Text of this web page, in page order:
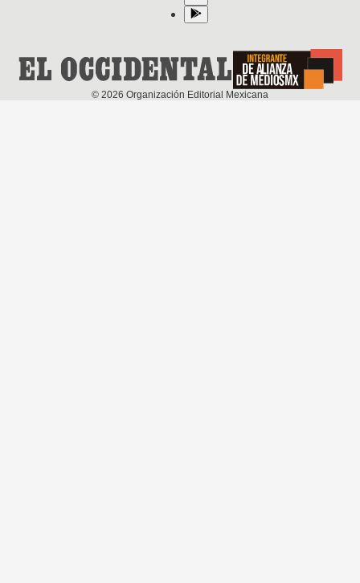
© 2026 Organización Editorial Mexicana